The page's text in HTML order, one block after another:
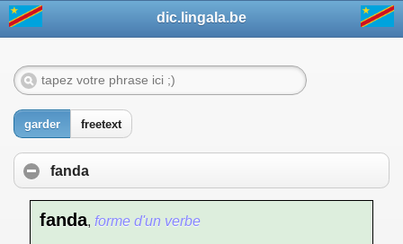
dic.lingala.be
garder freetext
fanda
fanda, forme d'un verbe